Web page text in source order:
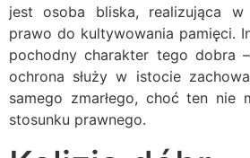
jest osoba bliska, realizująca w
prawo do kultywowania pamięci.
pochodny charakter tego dobra
ochrona służy w istocie
samego zmarłego, choć ten nie
stosunku prawnego.